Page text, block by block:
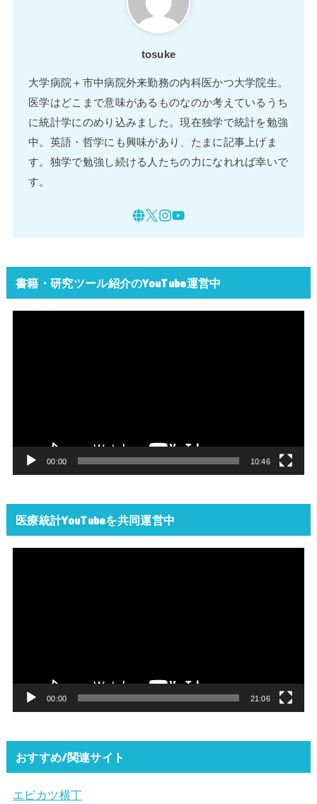
tosuke
大学病院＋市中病院外来勤務の内科医かつ大学院生。
医学はどこまで意味があるものなのか考えているうち
に統計学にのめり込みました。現在独学で統計を勉強
中。英語・哲学にも興味があり、たまに記事上げま
す。独学で勉強し続ける人たちの力になれれば幸いで
す。
書籍・研究ツール紹介のYouTube運営中
00:00 10:46
医療統計YouTubeを共同運営中
00:00 21:06
おすすめ/関連サイト
エビカツ横丁